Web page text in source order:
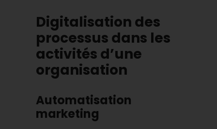
Digitalisation des
processus dans les
activités d’une
organisation
Automatisation
marketing